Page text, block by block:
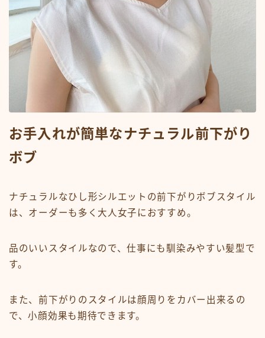
お手入れが簡単なナチュラル前下がり
ボブ
ナチュラルなひし形シルエットの前下がりボブスタイル
は、オーダーも多く大人女子におすすめ。
品のいいスタイルなので、仕事にも馴染みやすい髪型で
す。
また、前下がりのスタイルは顔周りをカバー出来るの
で、小顔効果も期待できます。